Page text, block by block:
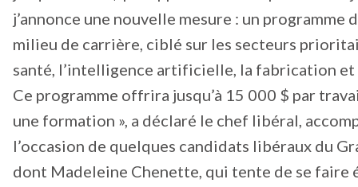
j’annonce une nouvelle mesure : un programme
milieu de carrière, ciblé sur les secteurs
santé, l’intelligence artificielle, la fabrication
Ce programme offrira jusqu’à 15 000 $ par
une formation », a déclaré le chef libéral,
l’occasion de quelques candidats libéraux du
dont Madeleine Chenette, qui tente de se faire